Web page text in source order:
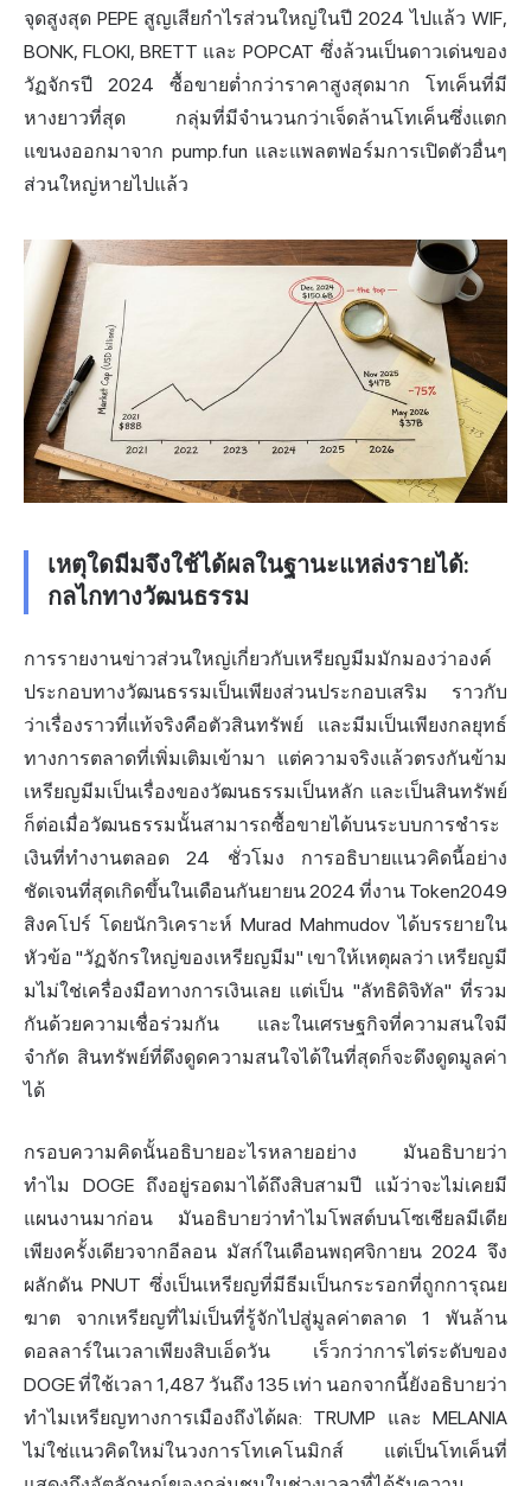
จุดสูงสุด PEPE สูญเสียกำไรส่วนใหญ่ในปี 2024 ไปแล้ว WIF,
BONK, FLOKI, BRETT และ POPCAT ซึ่งล้วนเป็นดาวเด่นของ
วัฏจักรปี 2024 ซื้อขายต่ำกว่าราคาสูงสุดมาก โทเค็นที่มี
หางยาวที่สุด กลุ่มที่มีจำนวนกว่าเจ็ดล้านโทเค็นซึ่งแตก
แขนงออกมาจาก pump.fun และแพลตฟอร์มการเปิดตัวอื่นๆ
ส่วนใหญ่หายไปแล้ว
เหตุใดมีมจึงใช้ได้ผลในฐานะแหล่งรายได้:
กลไกทางวัฒนธรรม
การรายงานข่าวส่วนใหญ่เกี่ยวกับเหรียญมีมมักมองว่าองค์
ประกอบทางวัฒนธรรมเป็นเพียงส่วนประกอบเสริม ราวกับ
ว่าเรื่องราวที่แท้จริงคือตัวสินทรัพย์ และมีมเป็นเพียงกลยุทธ์
ทางการตลาดที่เพิ่มเติมเข้ามา แต่ความจริงแล้วตรงกันข้าม
เหรียญมีมเป็นเรื่องของวัฒนธรรมเป็นหลัก และเป็นสินทรัพย์
ก็ต่อเมื่อวัฒนธรรมนั้นสามารถซื้อขายได้บนระบบการชำระ
เงินที่ทำงานตลอด 24 ชั่วโมง การอธิบายแนวคิดนี้อย่าง
ชัดเจนที่สุดเกิดขึ้นในเดือนกันยายน 2024 ที่งาน Token2049
สิงคโปร์ โดยนักวิเคราะห์ Murad Mahmudov ได้บรรยายใน
หัวข้อ "วัฏจักรใหญ่ของเหรียญมีม" เขาให้เหตุผลว่า เหรียญมี
มไม่ใช่เครื่องมือทางการเงินเลย แต่เป็น "ลัทธิดิจิทัล" ที่รวม
กันด้วยความเชื่อร่วมกัน และในเศรษฐกิจที่ความสนใจมี
จำกัด สินทรัพย์ที่ดึงดูดความสนใจได้ในที่สุดก็จะดึงดูดมูลค่า
ได้
กรอบความคิดนั้นอธิบายอะไรหลายอย่าง มันอธิบายว่า
ทำไม DOGE ถึงอยู่รอดมาได้ถึงสิบสามปี แม้ว่าจะไม่เคยมี
แผนงานมาก่อน มันอธิบายว่าทำไมโพสต์บนโซเชียลมีเดีย
เพียงครั้งเดียวจากอีลอน มัสก์ในเดือนพฤศจิกายน 2024 จึง
ผลักดัน PNUT ซึ่งเป็นเหรียญที่มีธีมเป็นกระรอกที่ถูกการุณย
ฆาต จากเหรียญที่ไม่เป็นที่รู้จักไปสู่มูลค่าตลาด 1 พันล้าน
ดอลลาร์ในเวลาเพียงสิบเอ็ดวัน เร็วกว่าการไต่ระดับของ
DOGE ที่ใช้เวลา 1,487 วันถึง 135 เท่า นอกจากนี้ยังอธิบายว่า
ทำไมเหรียญทางการเมืองถึงได้ผล: TRUMP และ MELANIA
ไม่ใช่แนวคิดใหม่ในวงการโทเคโนมิกส์ แต่เป็นโทเค็นที่